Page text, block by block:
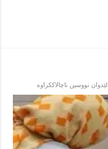
لێدوان نووسین ناچالاککراوە
خوا